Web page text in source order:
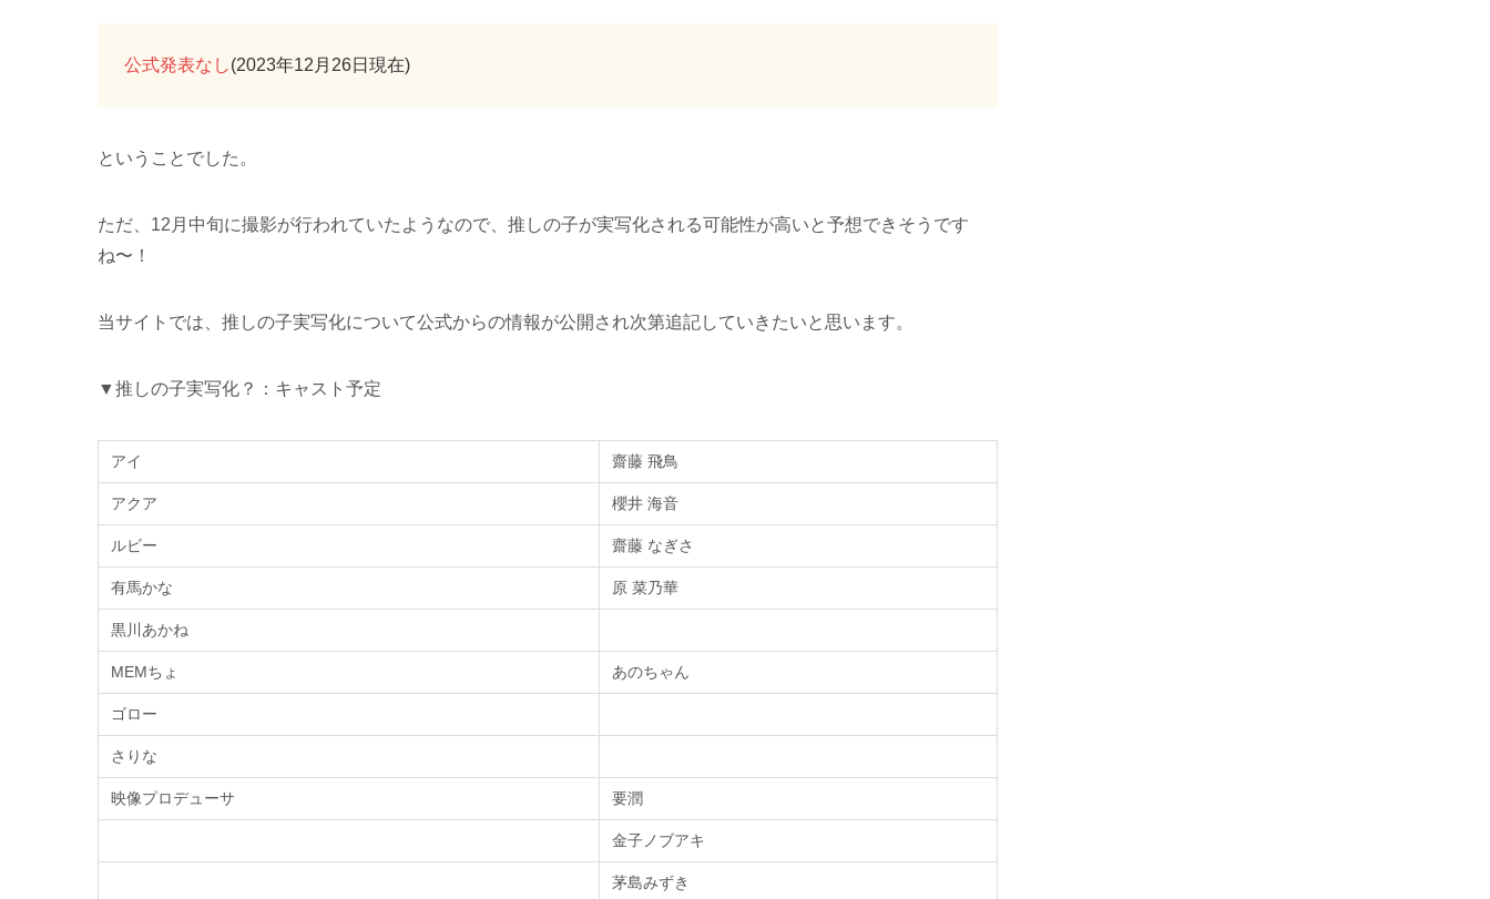
公式発表なし(2023年12月26日現在)
ということでした。
ただ、12月中旬に撮影が行われていたようなので、推しの子が実写化される可能性が高いと予想できそうです
ね〜！
当サイトでは、推しの子実写化について公式からの情報が公開され次第追記していきたいと思います。
▼推しの子実写化？：キャスト予定
アイ 齋藤 飛鳥
アクア 櫻井 海音
ルビー 齋藤 なぎさ
有馬かな 原 菜乃華
黒川あかね
MEMちょ あのちゃん
ゴロー
さりな
映像プロデューサ 要潤
金子ノブアキ
茅島みずき